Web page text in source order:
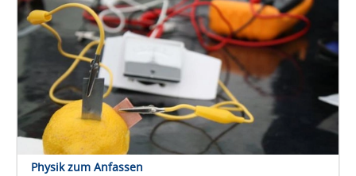
Physik zum Anfassen